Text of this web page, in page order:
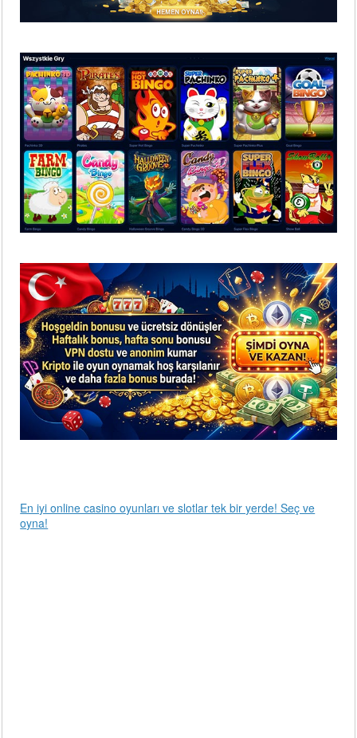
En iyi online casino oyunları ve slotlar tek bir yerde! Seç ve
oyna!